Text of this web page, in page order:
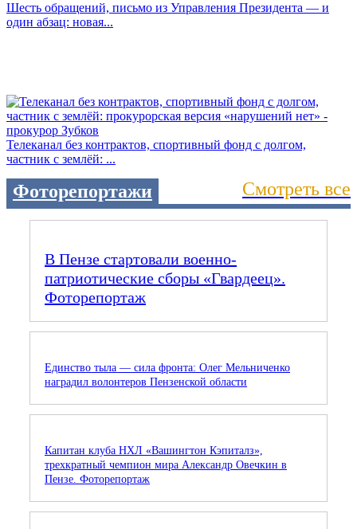
Шесть обращений, письмо из Управления Президента — и
один абзац: новая...
Телеканал без контрактов, спортивный фонд с долгом,
частник с землёй: ...
Фоторепортажи Смотреть все
В Пензе стартовали военно-
патриотические сборы «Гвардеец».
Фоторепортаж
Единство тыла — сила фронта: Олег Мельниченко
наградил волонтеров Пензенской области
Капитан клуба НХЛ «Вашингтон Кэпиталз»,
трехкратный чемпион мира Александр Овечкин в
Пензе. Фоторепортаж